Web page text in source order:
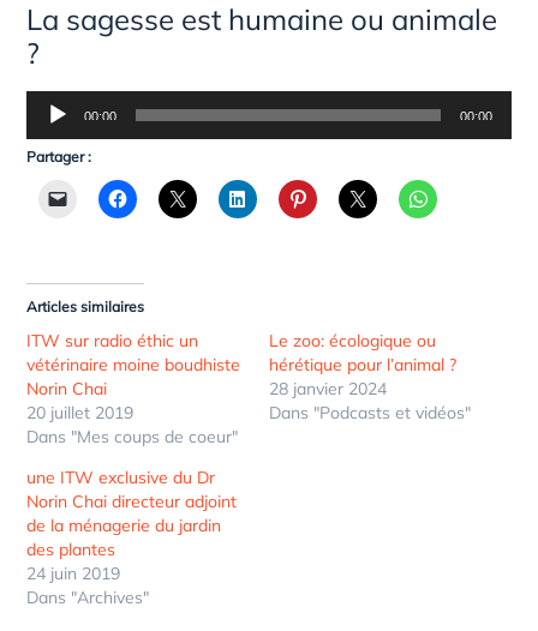
La sagesse est humaine ou animale
?
Lecteur
audio
00:00 00:00
Partager :
Articles similaires
ITW sur radio éthic un
vétérinaire moine boudhiste
Norin Chai
20 juillet 2019
Dans "Mes coups de coeur"
Le zoo: écologique ou
hérétique pour l’animal ?
28 janvier 2024
Dans "Podcasts et vidéos"
une ITW exclusive du Dr
Norin Chai directeur adjoint
de la ménagerie du jardin
des plantes
24 juin 2019
Dans "Archives"